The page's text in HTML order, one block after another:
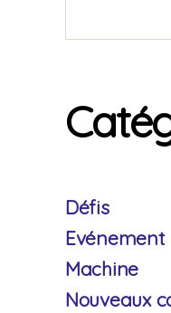
Défis
Evénement
Machine
Nouveaux